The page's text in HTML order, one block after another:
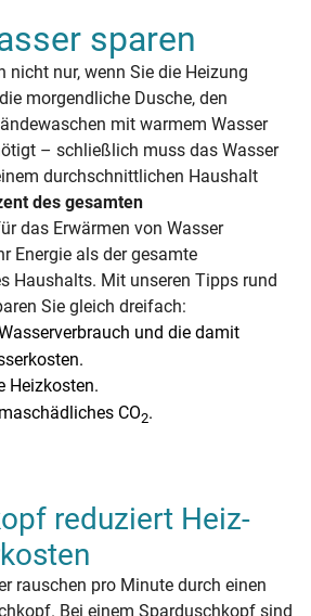
sparen
nicht nur, wenn Sie die Heizung
morgendliche Dusche, den
mit warmem Wasser
– schließlich muss das Wasser
durchschnittlichen Haushalt
des gesamten
das Erwärmen von Wasser
Energie als der gesamte
Haushalts. Mit unseren Tipps rund
Sie gleich dreifach:
und die damit
Heizkosten.
CO2.
reduziert Heiz-
rauschen pro Minute durch einen
Bei einem Sparduschkopf sind